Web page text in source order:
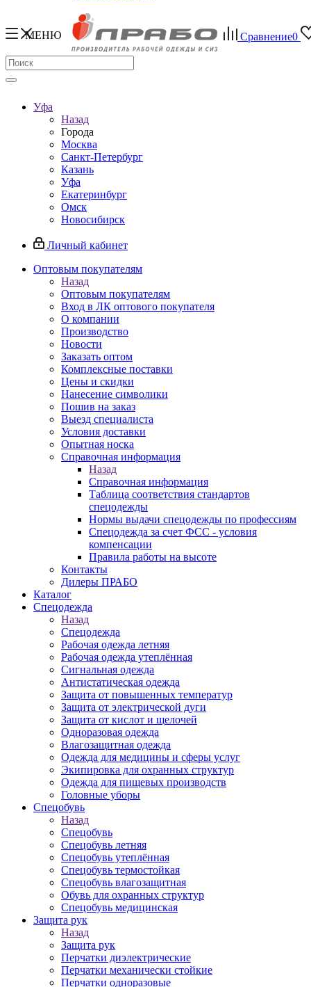
МЕНЮ Сравнение0
Уфа
Назад
Города
Москва
Санкт-Петербург
Казань
Уфа
Екатеринбург
Омск
Новосибирск
Личный кабинет
Оптовым покупателям
Назад
Оптовым покупателям
Вход в ЛК оптового покупателя
О компании
Производство
Новости
Заказать оптом
Комплексные поставки
Цены и скидки
Нанесение символики
Пошив на заказ
Выезд специалиста
Условия доставки
Опытная носка
Справочная информация
Назад
Справочная информация
Таблица соответствия стандартов
спецодежды
Нормы выдачи спецодежды по профессиям
Спецодежда за счет ФСС - условия
компенсации
Правила работы на высоте
Контакты
Дилеры ПРАБО
Каталог
Спецодежда
Назад
Спецодежда
Рабочая одежда летняя
Рабочая одежда утеплённая
Сигнальная одежда
Антистатическая одежда
Защита от повышенных температур
Защита от электрической дуги
Защита от кислот и щелочей
Одноразовая одежда
Влагозащитная одежда
Одежда для медицины и сферы услуг
Экипировка для охранных структур
Одежда для пищевых производств
Головные уборы
Спецобувь
Назад
Спецобувь
Спецобувь летняя
Спецобувь утеплённая
Спецобувь термостойкая
Спецобувь влагозащитная
Обувь для охранных структур
Спецобувь медицинская
Защита рук
Назад
Защита рук
Перчатки диэлектрические
Перчатки механически стойкие
Перчатки одноразовые